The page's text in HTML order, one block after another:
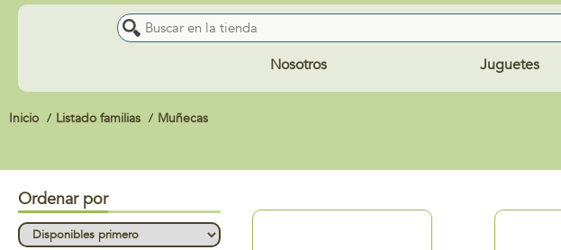
Nosotros Juguetes
Inicio Listado familias Muñecas
Ordenar por